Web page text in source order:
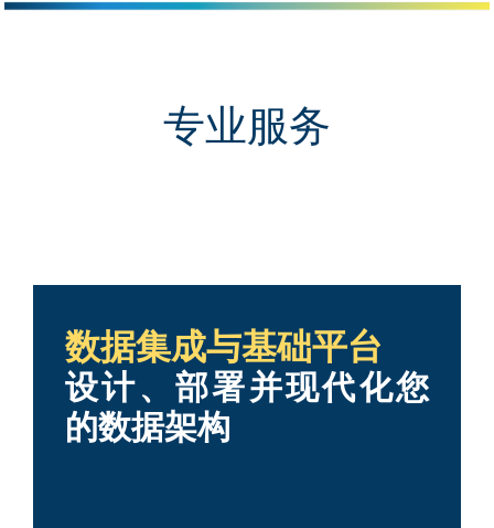
专业服务
数据集成与基础平台
设计、部署并现代化您
的数据架构